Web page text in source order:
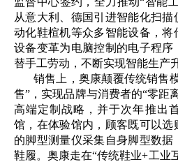
从意大利、德国引进智能化扫描
动化鞋楦机等众多智能设备，
设备变革为电脑控制的电子程
替手工劳动，不断实现智能生产
销售上，奥康颠覆传统销售
售”，实现品牌与消费者的“零距
高端定制战略，并于次年推出
馆，在体验馆内，顾客既可以选
的脚型测量仪采集自身脚型数
鞋履。奥康走在“传统鞋业+工业